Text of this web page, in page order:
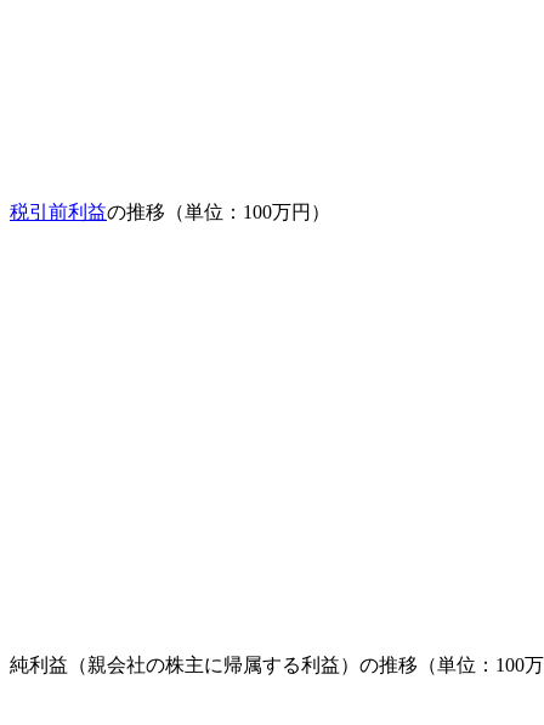
税引前利益の推移（単位：100万円）
純利益（親会社の株主に帰属する利益）の推移（単位：100